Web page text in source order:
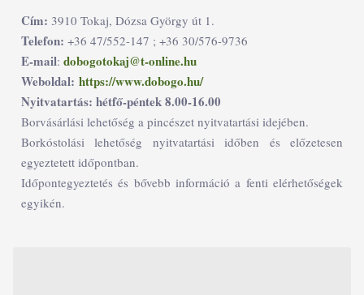
Cím: 3910 Tokaj, Dózsa György út 1.
Telefon: +36 47/552-147 ; +36 30/576-9736
E-mail: dobogotokaj@t-online.hu
Weboldal: https://www.dobogo.hu/
Nyitvatartás: hétfő-péntek 8.00-16.00
Borvásárlási lehetőség a pincészet nyitvatartási idejében.
Borkóstolási lehetőség nyitvatartási időben és előzetesen
egyeztetett időpontban.
Időpontegyeztetés és bővebb információ a fenti elérhetőségek
egyikén.